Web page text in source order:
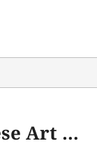
Contemporary Japanese Art Japanese-Style Paintings and Oil Paintings, Prints, Pottery, Metalwork, Dolls, Lacquer Ware, Textiles and Bamboo Crafts